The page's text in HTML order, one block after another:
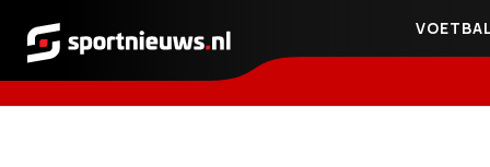
Sportnieuws.nl